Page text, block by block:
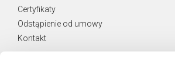
Certyfikaty
Odstąpienie od umowy
Kontakt